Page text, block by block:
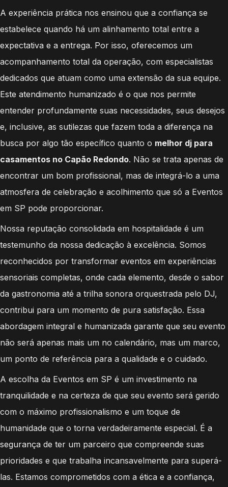
A experiência prática nos ensinou que a confiança se
estabelece quando há um alinhamento total entre a
expectativa e a entrega. Por isso, oferecemos um
acompanhamento total da operação, com especialistas
dedicados que atuam como uma extensão da sua equipe.
Este atendimento humanizado é o que nos permite
entender profundamente suas necessidades, seus desejos
e, inclusive, as sutilezas que fazem toda a diferença na
busca por algo tão específico quanto o melhor dj para
casamentos no Capão Redondo. Não se trata apenas de
encontrar um bom profissional, mas de integrá-lo a uma
atmosfera de celebração e acolhimento que só a Eventos
em SP pode proporcionar.
Nossa reputação consolidada em hospitalidade é um
testemunho da nossa dedicação à excelência. Somos
reconhecidos por transformar eventos em experiências
sensoriais completas, onde cada elemento, desde o sabor
da gastronomia até a trilha sonora orquestrada pelo DJ,
contribui para um momento de pura satisfação. Essa
abordagem integral e humanizada garante que seu evento
não será apenas mais um no calendário, mas um marco,
um ponto de referência para a qualidade e o cuidado.
A escolha da Eventos em SP é um investimento na
tranquilidade e na certeza de que seu evento será gerido
com o máximo profissionalismo e um toque de
humanidade que o torna verdadeiramente especial. É a
segurança de ter um parceiro que compreende suas
prioridades e que trabalha incansavelmente para superá-
las. Estamos comprometidos com a ética e a confiança,